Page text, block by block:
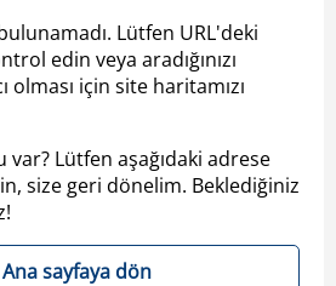
Lütfen URL'deki
edin veya aradığınızı
olması için site haritamızı
Lütfen aşağıdaki adrese
size geri dönelim. Beklediğiniz
Ana sayfaya dön